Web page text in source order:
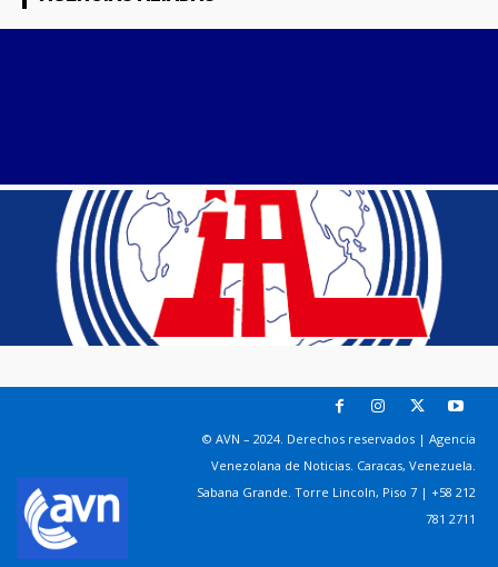
© AVN – 2024. Derechos reservados | Agencia
Venezolana de Noticias. Caracas, Venezuela.
Sabana Grande. Torre Lincoln, Piso 7 | +58 212
781 2711